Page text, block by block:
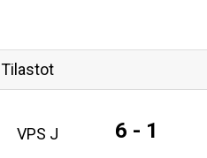
Tilastot
VPS J 6 - 1